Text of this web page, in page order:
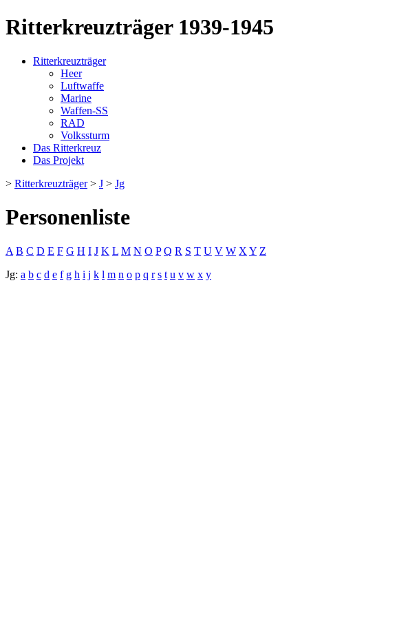
Ritterkreuzträger 1939-1945
Ritterkreuzträger
Heer
Luftwaffe
Marine
Waffen-SS
RAD
Volkssturm
Das Ritterkreuz
Das Projekt
> Ritterkreuzträger> J > Jg
Personenliste
A B C D E F G H I J K L M N O P Q R S T U V W X Y Z
Jg: a b c d e f g h i j k l m n o p q r s t u v w x y